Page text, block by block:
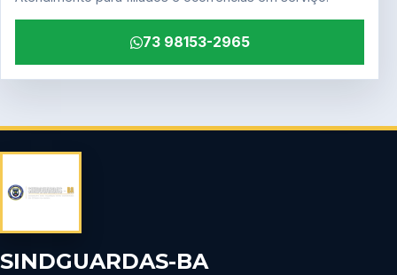
73 98153-2965
SINDGUARDAS-BA